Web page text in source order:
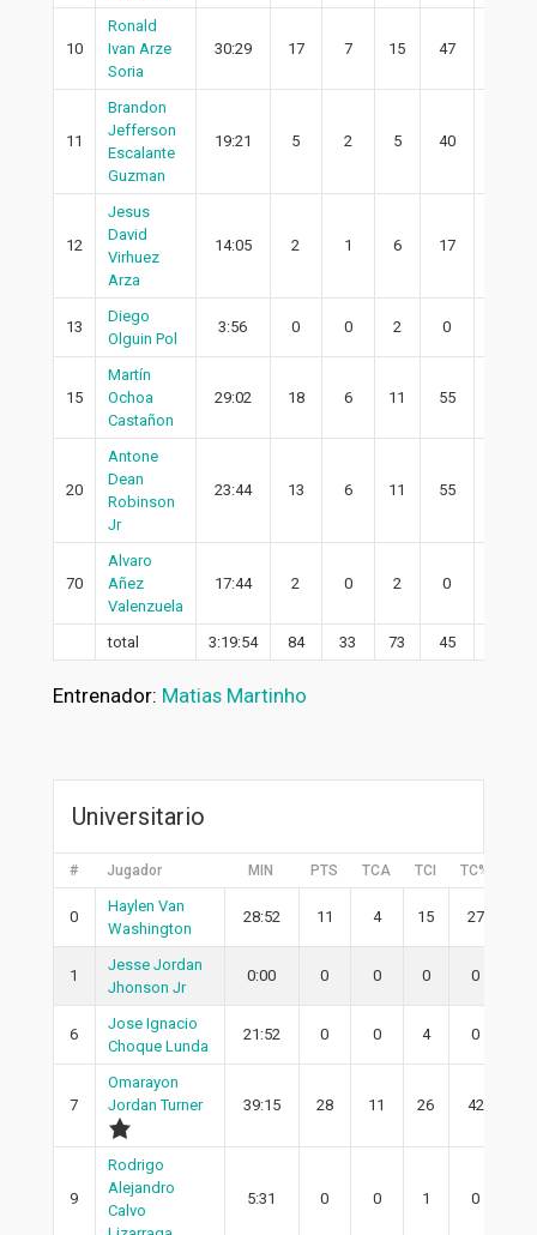
10
Ronald
Ivan Arze
Soria
30:29 17 7 15 47
11
Brandon
Jefferson
Escalante
Guzman
19:21 5 2 5 40
12
Jesus
David
Virhuez
Arza
14:05 2 1 6 17
13
Diego
Olguin Pol
3:56 0 0 2 0
15
Martín
Ochoa
Castañon
29:02 18 6 11 55
20
Antone
Dean
Robinson
Jr
23:44 13 6 11 55
70
Alvaro
Añez
Valenzuela
17:44 2 0 2 0
total 3:19:54 84 33 73 45
Entrenador: Matias Martinho
Universitario
# Jugador MIN PTS TCA TCI TC%
0
Haylen Van
Washington
28:52 11 4 15 27
1
Jesse Jordan
Jhonson Jr
0:00 0 0 0 0
6
Jose Ignacio
Choque Lunda
21:52 0 0 4 0
7
Omarayon
Jordan Turner
39:15 28 11 26 42
9
Rodrigo
Alejandro
Calvo
5:31 0 0 1 0